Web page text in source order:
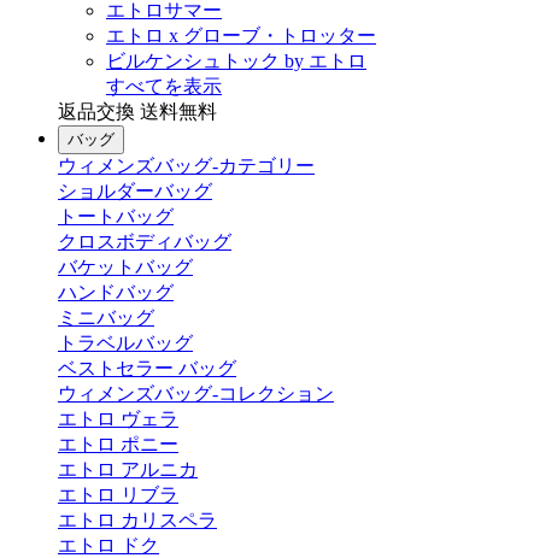
エトロサマー
エトロ x グローブ・トロッター
ビルケンシュトック by エトロ
すべてを表示
返品交換 送料無料
バッグ
ウィメンズバッグ-カテゴリー
ショルダーバッグ
トートバッグ
クロスボディバッグ
バケットバッグ
ハンドバッグ
ミニバッグ
トラベルバッグ
ベストセラー バッグ
ウィメンズバッグ-コレクション
エトロ ヴェラ
エトロ ポニー
エトロ アルニカ
エトロ リブラ
エトロ カリスペラ
エトロ ドク